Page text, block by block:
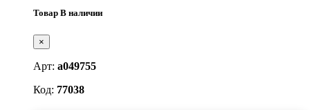
Товар В наличии
×
Арт: а049755
Код: 77038